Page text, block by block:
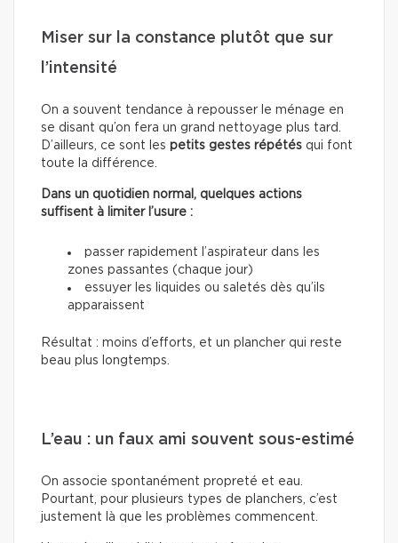
Miser sur la constance plutôt que sur
l’intensité
On a souvent tendance à repousser le ménage en
se disant qu’on fera un grand nettoyage plus tard.
D’ailleurs, ce sont les petits gestes répétés qui font
toute la différence.
Dans un quotidien normal, quelques actions
suffisent à limiter l’usure :
passer rapidement l’aspirateur dans les
zones passantes (chaque jour)
essuyer les liquides ou saletés dès qu’ils
apparaissent
Résultat : moins d’efforts, et un plancher qui reste
beau plus longtemps.
L’eau : un faux ami souvent sous-estimé
On associe spontanément propreté et eau.
Pourtant, pour plusieurs types de planchers, c’est
justement là que les problèmes commencent.